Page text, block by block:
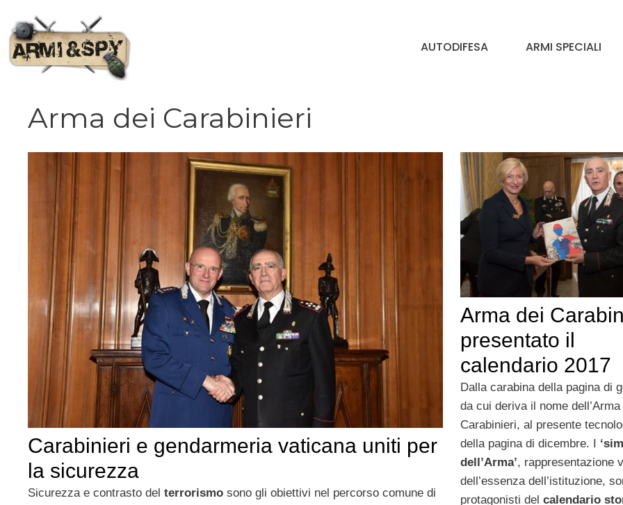
contenuto
AUTODIFESA ARMI SPECIALI
Arma dei Carabinieri
Carabinieri e gendarmeria vaticana uniti per
la sicurezza
Sicurezza e contrasto del terrorismo sono gli obiettivi nel percorso comune di
Arma dei
presentato il
calendario 2017
Dalla carabina della pagina di
da cui deriva il nome dell’Arma
Carabinieri, al presente
della pagina di dicembre. I
dell’Arma’, rappresentazione
dell’essenza dell’istituzione,
protagonisti del calendario